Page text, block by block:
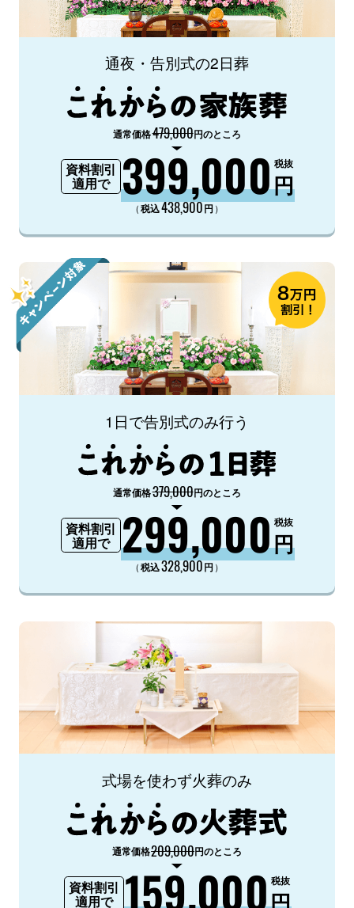
通夜・告別式の2日葬
通常価格479,000円のところ
資料割引
適用で
399,000円
税抜
（税込438,900円 ）
1日で告別式のみ行う
通常価格379,000円のところ
資料割引
適用で
299,000円
税抜
（税込328,900円 ）
式場を使わず火葬のみ
通常価格209,000円のところ
資料割引
適用で
159,000円
税抜